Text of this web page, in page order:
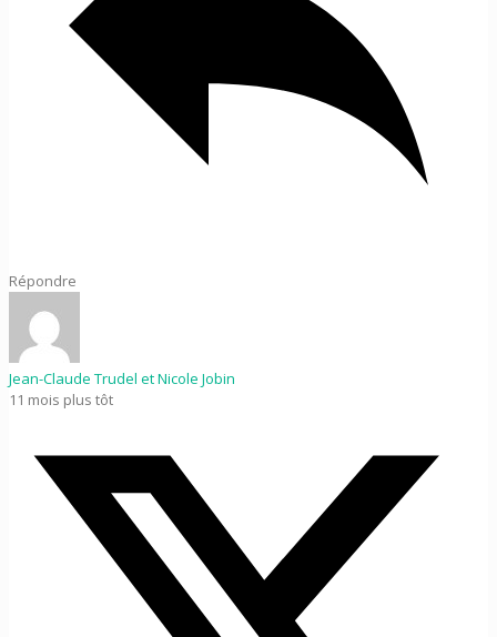
Répondre
Jean-Claude Trudel et Nicole Jobin
11 mois plus tôt